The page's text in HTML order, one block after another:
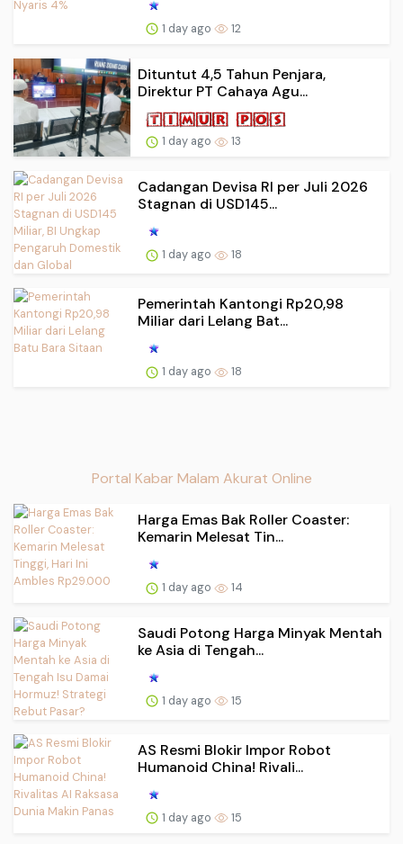
1 day ago 12
Dituntut 4,5 Tahun Penjara,
Direktur PT Cahaya Agu...
1 day ago 13
Cadangan Devisa RI per Juli 2026
Stagnan di USD145...
1 day ago 18
Pemerintah Kantongi Rp20,98
Miliar dari Lelang Bat...
1 day ago 18
Portal Kabar Malam Akurat Online
Harga Emas Bak Roller Coaster:
Kemarin Melesat Tin...
1 day ago 14
Saudi Potong Harga Minyak Mentah
ke Asia di Tengah...
1 day ago 15
AS Resmi Blokir Impor Robot
Humanoid China! Rivali...
1 day ago 15